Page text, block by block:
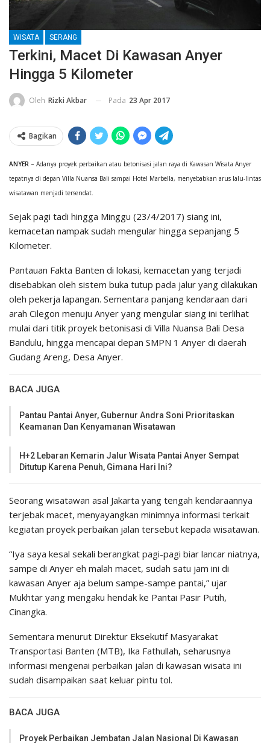
WISATA SERANG
Terkini, Macet Di Kawasan Anyer
Hingga 5 Kilometer
Oleh Rizki Akbar Pada 23 Apr 2017
Bagikan
ANYER – Adanya proyek perbaikan atau betonisasi jalan raya di Kawasan Wisata Anyer
tepatnya di depan Villa Nuansa Bali sampai Hotel Marbella, menyebabkan arus lalu-lintas
wisatawan menjadi tersendat.
Sejak pagi tadi hingga Minggu (23/4/2017) siang ini,
kemacetan nampak sudah mengular hingga sepanjang 5
Kilometer.
Pantauan Fakta Banten di lokasi, kemacetan yang terjadi
disebabkan oleh sistem buka tutup pada jalur yang dilakukan
oleh pekerja lapangan. Sementara panjang kendaraan dari
arah Cilegon menuju Anyer yang mengular siang ini terlihat
mulai dari titik proyek betonisasi di Villa Nuansa Bali Desa
Bandulu, hingga mencapai depan SMPN 1 Anyer di daerah
Gudang Areng, Desa Anyer.
BACA JUGA
Pantau Pantai Anyer, Gubernur Andra Soni Prioritaskan
Keamanan Dan Kenyamanan Wisatawan
H+2 Lebaran Kemarin Jalur Wisata Pantai Anyer Sempat
Ditutup Karena Penuh, Gimana Hari Ini?
Seorang wisatawan asal Jakarta yang tengah kendaraannya
terjebak macet, menyayangkan minimnya informasi terkait
kegiatan proyek perbaikan jalan tersebut kepada wisatawan.
“Iya saya kesal sekali berangkat pagi-pagi biar lancar niatnya,
sampe di Anyer eh malah macet, sudah satu jam ini di
kawasan Anyer aja belum sampe-sampe pantai,” ujar
Mukhtar yang mengaku hendak ke Pantai Pasir Putih,
Cinangka.
Sementara menurut Direktur Eksekutif Masyarakat
Transportasi Banten (MTB), Ika Fathullah, seharusnya
informasi mengenai perbaikan jalan di kawasan wisata ini
sudah disampaikan saat keluar pintu tol.
BACA JUGA
Proyek Perbaikan Jembatan Jalan Nasional Di Kawasan